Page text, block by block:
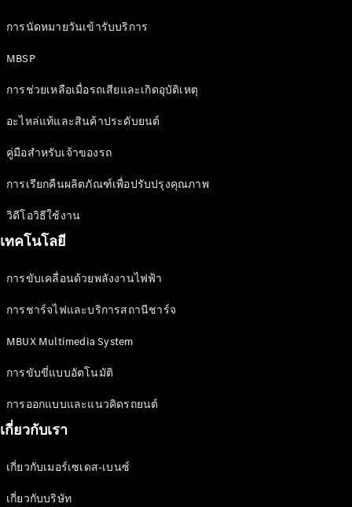
ล่าสุด
เล่ม
เฉพาะ
Issue 2-
เล่มเฉพาะ
Issue 1-
2025
เล่มเฉพาะ
2024
Issue 1-
2024
เล่มเฉพาะ
Issue 2-
2023
เล่มเฉพาะ
การนัดหมายวันเข้ารับบริการ
MBSP
การช่วยเหลือเมื่อรถเสียและเกิดอุบัติเหตุ
อะไหล่แท้และสินค้าประดับยนต์
คู่มือสำหรับเจ้าของรถ
การเรียกคืนผลิตภัณฑ์เพื่อปรับปรุงคุณภาพ
วิดีโอวิธีใช้งาน
เทคโนโลยี
การขับเคลื่อนด้วยพลังงานไฟฟ้า
การชาร์จไฟและบริการสถานีชาร์จ
MBUX Multimedia System
การขับขี่แบบอัตโนมัติ
การออกแบบและแนวคิดรถยนต์
เกี่ยวกับเรา
เกี่ยวกับเมอร์เซเดส-เบนซ์
เกี่ยวกับบริษัท